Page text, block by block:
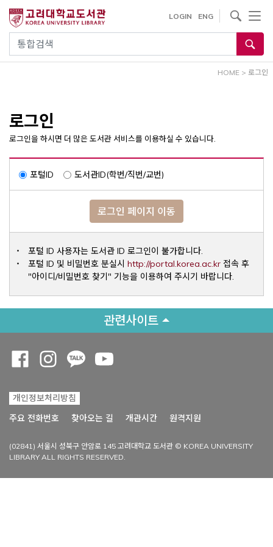
건
통합검색
LOGIN ENG
사이트내 검색
HOME > 로그인
로그인
로그인을 하시면 더 많은 도서관 서비스를 이용하실 수 있습니다.
포털ID 도서관ID(학번/직번/교번)
로그인 페이지 이동
포털 ID 사용자는 도서관 ID 로그인이 불가합니다.
포털 ID 및 비밀번호 분실시 http://portal.korea.ac.krOpens a
접속 후
"아이디/비밀번호 찾기" 기능을 이용하여 주시기 바랍니다.
관련사이트
개인정보처리방침
주요 전화번호
찾아오는 길 개관시간 원격지원
(02841) 서울시 성북구 안암로 145 고려대학교 도서관 © KOREA UNIVERSITY
LIBRARY ALL RIGHTS RESERVED.
Opens a new window
Opens a new window
Opens a new window